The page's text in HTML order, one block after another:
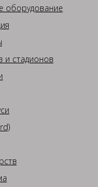
оборудование
и стадионов